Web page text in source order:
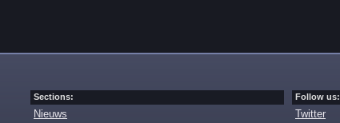
Sections:
Nieuws
Follow us:
Twitter